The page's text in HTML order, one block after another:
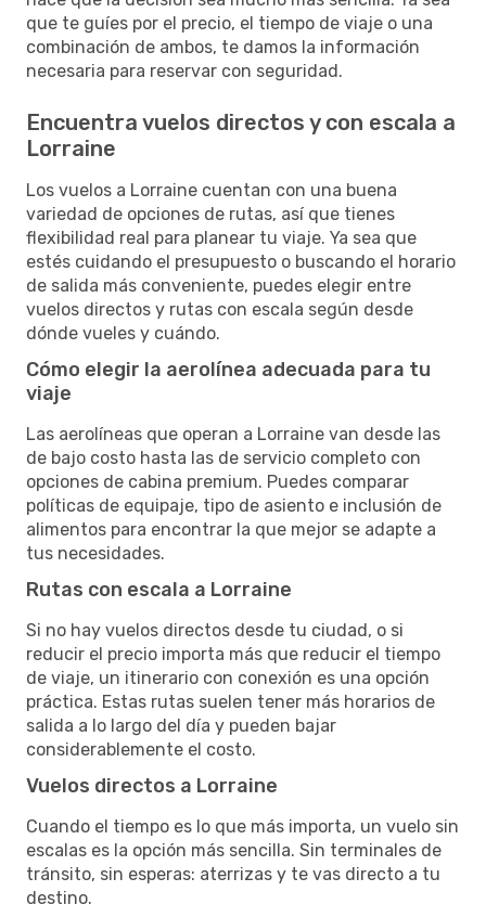
que te guíes por el precio, el tiempo de viaje o una
combinación de ambos, te damos la información
necesaria para reservar con seguridad.
Encuentra vuelos directos y con escala a
Lorraine
Los vuelos a Lorraine cuentan con una buena
variedad de opciones de rutas, así que tienes
flexibilidad real para planear tu viaje. Ya sea que
estés cuidando el presupuesto o buscando el horario
de salida más conveniente, puedes elegir entre
vuelos directos y rutas con escala según desde
dónde vueles y cuándo.
Cómo elegir la aerolínea adecuada para tu
viaje
Las aerolíneas que operan a Lorraine van desde las
de bajo costo hasta las de servicio completo con
opciones de cabina premium. Puedes comparar
políticas de equipaje, tipo de asiento e inclusión de
alimentos para encontrar la que mejor se adapte a
tus necesidades.
Rutas con escala a Lorraine
Si no hay vuelos directos desde tu ciudad, o si
reducir el precio importa más que reducir el tiempo
de viaje, un itinerario con conexión es una opción
práctica. Estas rutas suelen tener más horarios de
salida a lo largo del día y pueden bajar
considerablemente el costo.
Vuelos directos a Lorraine
Cuando el tiempo es lo que más importa, un vuelo sin
escalas es la opción más sencilla. Sin terminales de
tránsito, sin esperas: aterrizas y te vas directo a tu
destino.